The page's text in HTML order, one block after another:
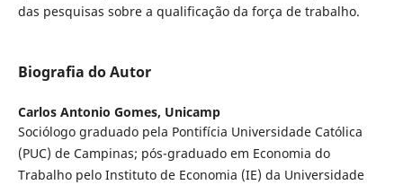
das pesquisas sobre a qualificação da força de trabalho.
Biografia do Autor
Carlos Antonio Gomes, Unicamp
Sociólogo graduado pela Pontifícia Universidade Católica
(PUC) de Campinas; pós-graduado em Economia do
Trabalho pelo Instituto de Economia (IE) da Universidade